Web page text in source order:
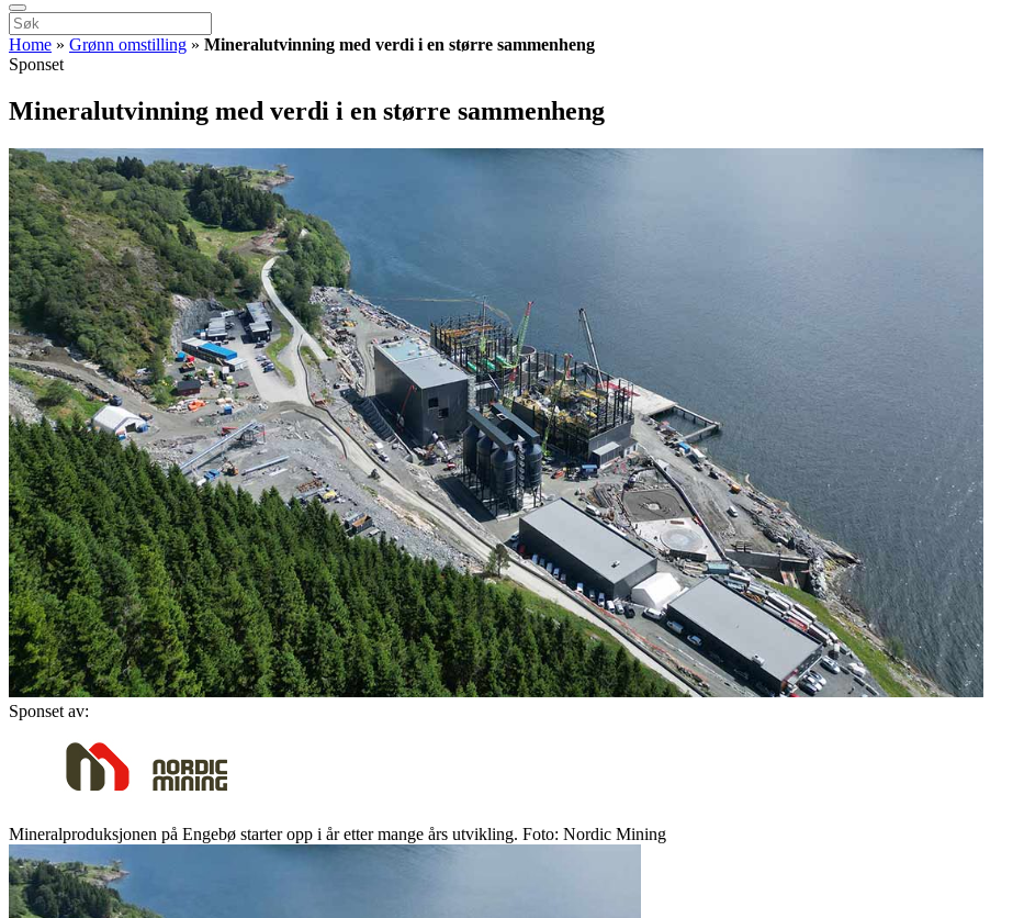
Home » Grønn omstilling » Mineralutvinning med verdi i en større sammenheng
Sponset
Mineralutvinning med verdi i en større sammenheng
Sponset av:
Mineralproduksjonen på Engebø starter opp i år etter mange års utvikling. Foto: Nordic Mining